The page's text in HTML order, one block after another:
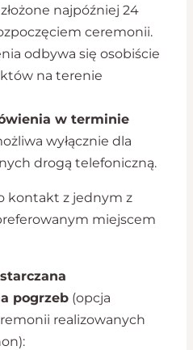
najpóźniej 24
ceremonii.
odbywa się osobiście
na terenie
w terminie
wyłącznie dla
drogą telefoniczną.
kontakt z jednym z
miejscem
pogrzeb (opcja
realizowanych